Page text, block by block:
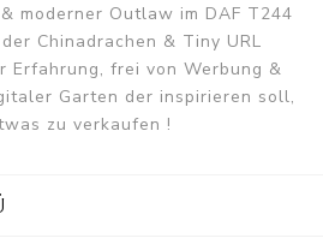
moderner Outlaw im DAF T244
Chinadrachen & Tiny URL
Erfahrung, frei von Werbung &
Garten der inspirieren soll,
zu verkaufen !